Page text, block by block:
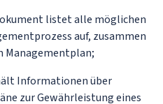
listet alle möglichen
auf, zusammen
Managementplan;
Informationen über
zur Gewährleistung eines